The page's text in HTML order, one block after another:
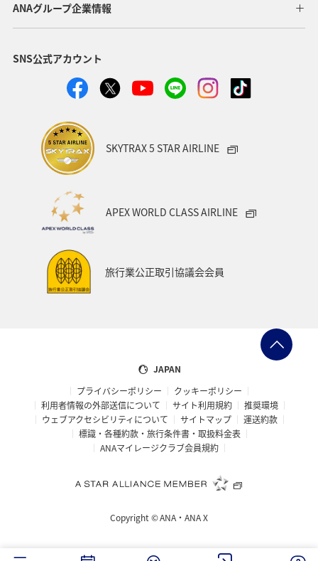
ANAグループ企業情報
SNS公式アカウント
SKYTRAX 5 STAR AIRLINE
APEX WORLD CLASS AIRLINE
旅行業公正取引協議会会員
JAPAN
プライバシーポリシー
クッキーポリシー
利用者情報の外部送信について
サイト利用規約
推奨環境
ウェブアクセシビリティについて
サイトマップ
運送約款
標識・各種約款・旅行条件書・取扱料金表
ANAマイレージクラブ会員規約
Copyright ©ANA・ANA X